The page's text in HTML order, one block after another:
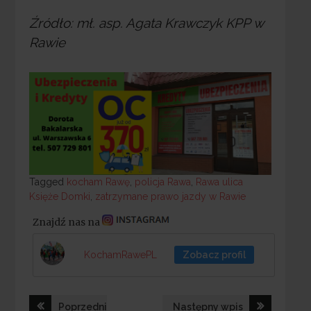
Źródło: mł. asp. Agata Krawczyk KPP w
Rawie
Tagged
Tagged kocham Rawę, policja Rawa
Rawa ulica
Księże Domki zatrzymane prawo jazdy w Rawie
Znajdź nas na
KochamRawePL Zobacz profil
Nawigacja
Poprzedni Następny wpis